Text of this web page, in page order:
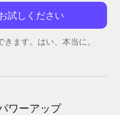
試しください
ます。はい、本当に。
ワーアップ